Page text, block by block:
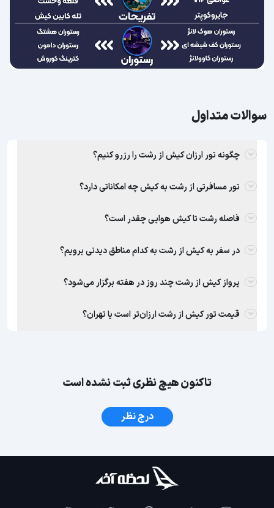
سوالات متداول
چگونه تور ارزان کیش از رشت را رزرو کنیم؟
تور مسافرتی از رشت به کیش چه امکاناتی دارد؟
فاصله رشت تا کیش هوایی چقدر است؟
در سفر به کیش از رشت به کدام مناطق دیدنی برویم؟
پرواز کیش از رشت چند روز در هفته برگزار می‌شود؟
قیمت تور کیش از رشت ارزان‌‎تر است یا تهران؟
تاکنون هیچ نظری ثبت نشده است
درج نظر